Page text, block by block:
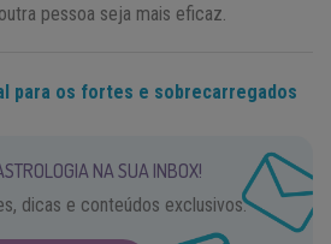
pessoa seja mais eficaz.
para os fortes e sobrecarregados
NA SUA INBOX!
dicas e conteúdos exclusivos.